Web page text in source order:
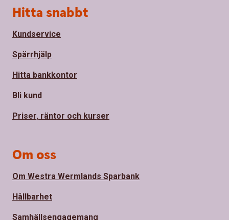
Sidfot
Hitta snabbt
Kundservice
Spärrhjälp
Hitta bankkontor
Bli kund
Priser, räntor och kurser
Om oss
Om Westra Wermlands Sparbank
Hållbarhet
Samhällsengagemang